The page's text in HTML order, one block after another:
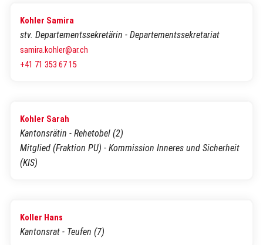
Kohler Samira
stv. Departementssekretärin - Departementssekretariat
samira.kohler@ar.ch
+41 71 353 67 15
Kohler Sarah
Kantonsrätin - Rehetobel (2)
Mitglied (Fraktion PU) - Kommission Inneres und Sicherheit
(KIS)
Koller Hans
Kantonsrat - Teufen (7)